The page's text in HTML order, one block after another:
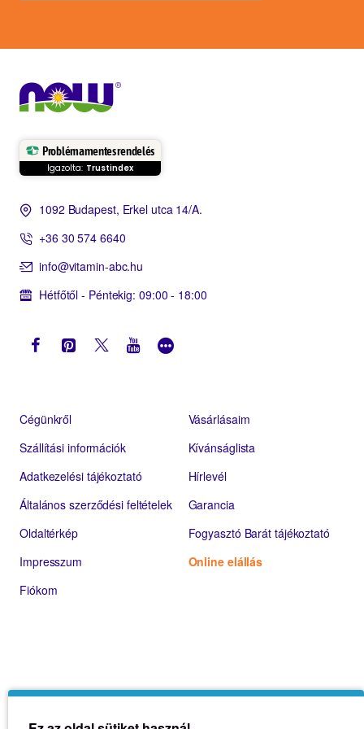
Problémamentes rendelés
Igazolta: Trustindex
1092 Budapest, Erkel utca 14/A.
+36 30 574 6640
info@vitamin-abc.hu
Hétfőtől - Péntekig: 09:00 - 18:00
Cégünkről
Szállítási információk
Adatkezelési tájékoztató
Általános szerződési feltételek
Oldaltérkép
Impresszum
Fiókom
Vásárlásaim
Kívánságlista
Hírlevél
Garancia
Fogyasztó Barát tájékoztató
Online elállás